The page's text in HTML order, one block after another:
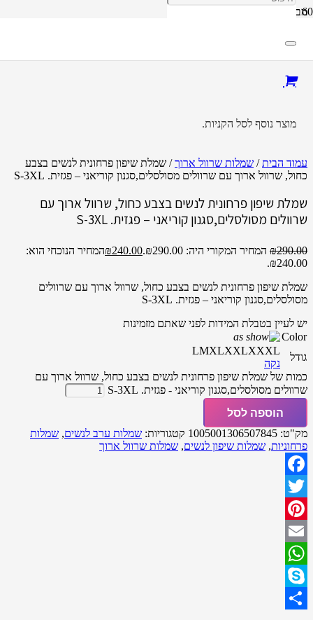
מוצר נוסף לסל הקניות.
מבצע!
עמוד הבית/ שמלות שרוול ארוך/ שמלת שיפון פרחונית לנשים בצבע
כחול, שרוול ארוך עם שרוולים מסולסלים,סגנון קוריאני – פגזית. S-3XL
שמלת שיפון פרחונית לנשים בצבע כחול, שרוול ארוך עם
שרוולים מסולסלים,סגנון קוריאני – פגזית. S-3XL
₪290.00 המחיר המקורי היה: ₪290.00. ₪240.00
המחיר הנוכחי הוא:
₪240.00.
שמלת שיפון פרחונית לנשים בצבע כחול, שרוול ארוך עם שרוולים
מסולסלים,סגנון קוריאני – פגזית. S-3XL
יש לעיין בטבלת המידות לפני שאתם מזמינות
Color
גודל
LMXLXXLXXXL
נקה
כמות של שמלת שיפון פרחונית לנשים בצבע כחול, שרוול ארוך עם
שרוולים מסולסלים,סגנון קוריאני - פגזית. S-3XL
הוספה לסל
מק"ט: 1005001306507845 קטגוריות: שמלות ערב לנשים, שמלות
פרחוניות, שמלות שיפון לנשים, שמלות שרוול ארוך
Facebook
Twitter
Pinterest
Email
WhatsApp
Skype